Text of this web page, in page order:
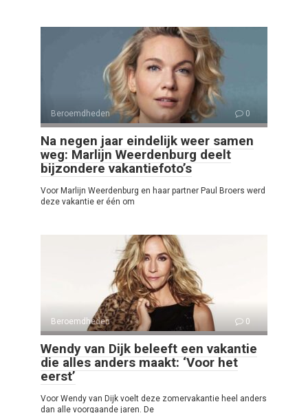
Beroemdheden 0
Na negen jaar eindelijk weer samen
weg: Marlijn Weerdenburg deelt
bijzondere vakantiefoto’s
Voor Marlijn Weerdenburg en haar partner Paul Broers werd
deze vakantie er één om
Beroemdheden 0
Wendy van Dijk beleeft een vakantie
die alles anders maakt: ‘Voor het
eerst’
Voor Wendy van Dijk voelt deze zomervakantie heel anders
dan alle voorgaande jaren. De